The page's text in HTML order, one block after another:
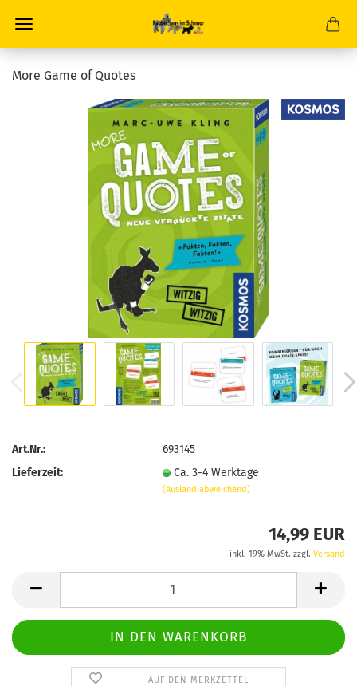
More Game of Quotes
Art.Nr.:
693145
Lieferzeit:
Ca. 3-4 Werktage
(Ausland abweichend)
14,99 EUR
inkl. 19% MwSt. zzgl. Versand
AUF DEN MERKZETTEL